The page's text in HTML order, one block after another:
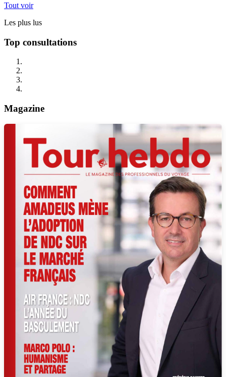
Tout voir
Les plus lus
Top consultations
Magazine